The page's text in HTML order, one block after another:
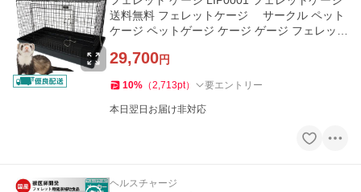
送料無料 フェレットケージ サークル ペット
ケージ ペットゲージ ケージ ゲージ フェレット
29,700円
10% （2,713pt） 要エントリー
本日翌日お届け非対応
ヘルスチャージ